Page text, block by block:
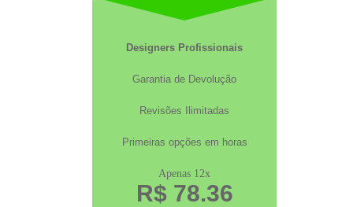
Designers Profissionais
Garantia de Devolução
Revisões Ilimitadas
Primeiras opções em horas
Apenas 12x
R$ 78.36